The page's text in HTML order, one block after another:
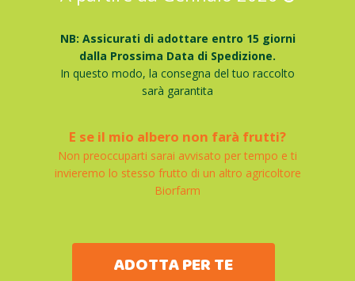
NB: Assicurati di adottare entro 15 giorni
dalla Prossima Data di Spedizione.
In questo modo, la consegna del tuo raccolto
sarà garantita
E se il mio albero non farà frutti?
Non preoccuparti sarai avvisato per tempo e ti
invieremo lo stesso frutto di un altro agricoltore
Biorfarm
ADOTTA PER TE